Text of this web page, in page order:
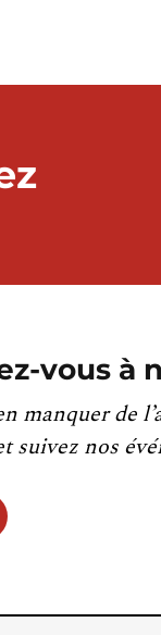
vous à
manquer de
suivez nos